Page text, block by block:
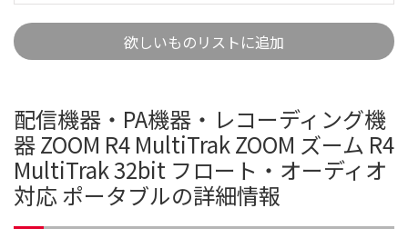
欲しいものリストに追加
配信機器・PA機器・レコーディング機
器 ZOOM R4 MultiTrak ZOOM ズーム R4
MultiTrak 32bit フロート・オーディオ
対応 ポータブルの詳細情報